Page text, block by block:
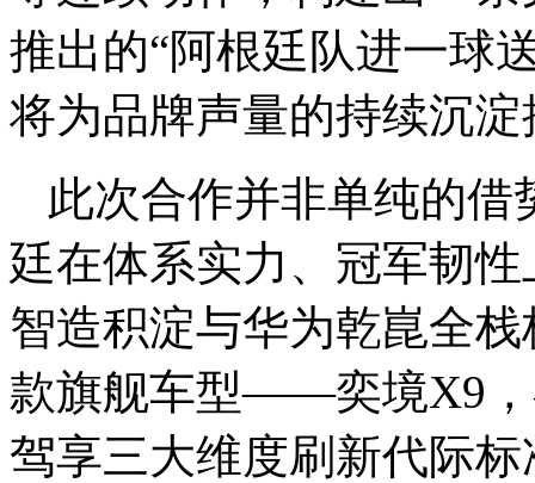
推出的“阿根廷队进一球
将为品牌声量的持续沉
此次合作并非单纯的
廷在体系实力、冠军韧
智造积淀与华为乾崑全
款旗舰车型——奕境X9，
驾享三大维度刷新代际